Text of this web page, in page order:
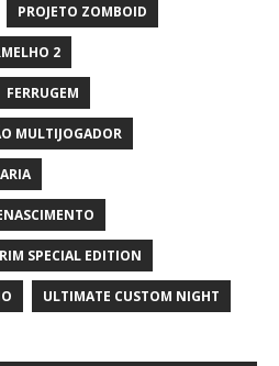
PROJETO ZOMBOID
2
FERRUGEM
MULTIJOGADOR
SPECIAL EDITION
ULTIMATE CUSTOM NIGHT